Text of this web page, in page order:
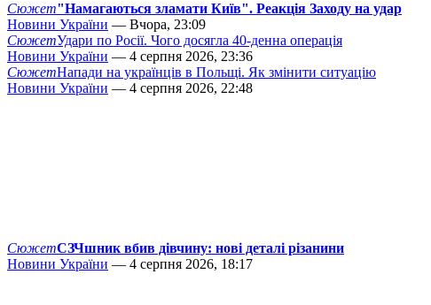
Сюжет"Намагаються зламати Київ". Реакція Заходу на удар
Новини України — Вчора, 23:09
СюжетУдари по Росії. Чого досягла 40-денна операція
Новини України — 4 серпня 2026, 23:36
СюжетНапади на українців в Польщі. Як змінити ситуацію
Новини України — 4 серпня 2026, 22:48
СюжетСЗЧшник вбив дівчину: нові деталі різанини
Новини України — 4 серпня 2026, 18:17